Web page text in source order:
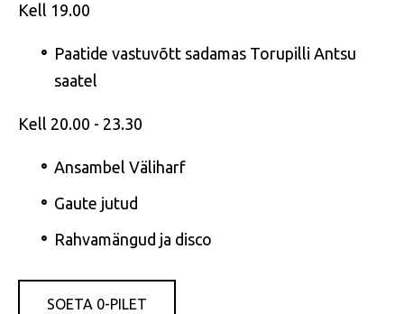
Kell 19.00
Paatide vastuvõtt sadamas Torupilli Antsu
saatel
Kell 20.00 - 23.30
Ansambel Väliharf
Gaute jutud
Rahvamängud ja disco
SOETA 0-PILET